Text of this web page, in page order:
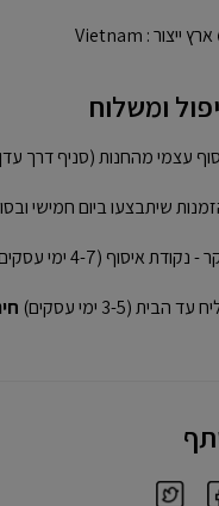
ארץ ייצור : Vietnam
ומשלוח
עצמי מהחנות (סניף דרך עדן 9, ראשל"צ)
שיתבצעו ביום חמישי
- נקודת איסוף (4-7 ימי עסקים)
עד הבית (3-5 ימי עסקים)